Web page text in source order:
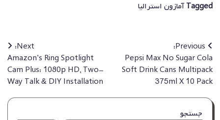
Tagged آمازون استرالیا
راهبری
نوشته
Previous:
Pepsi Max No Sugar Cola
Soft Drink Cans Multipack
375ml X 10 Pack
Next:
Amazon’s Ring Spotlight
Cam Plus: 1080p HD, Two-
Way Talk & DIY Installation
جستجو